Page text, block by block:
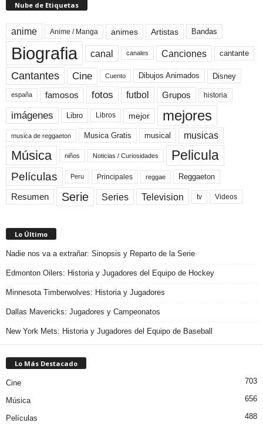
Nube de Etiquetas
anime Anime / Manga animes Artistas Bandas
Biografia canal canales Canciones cantante
Cantantes Cine Cuento Dibujos Animados Disney
españa famosos fotos futbol Grupos historia
imágenes Libro Libros mejor mejores
musica de reggaeton Musica Gratis musical musicas
Música niños Noticias / Curiosidades Pelicula
Películas Peru Principales reggae Reggaeton
Resumen Serie Series Television tv Videos
Lo Último
Nadie nos va a extrañar: Sinopsis y Reparto de la Serie
Edmonton Oilers: Historia y Jugadores del Equipo de Hockey
Minnesota Timberwolves: Historia y Jugadores
Dallas Mavericks: Jugadores y Campeonatos
New York Mets: Historia y Jugadores del Equipo de Baseball
Lo Más Destacado
Cine 703
Música 656
Películas 488